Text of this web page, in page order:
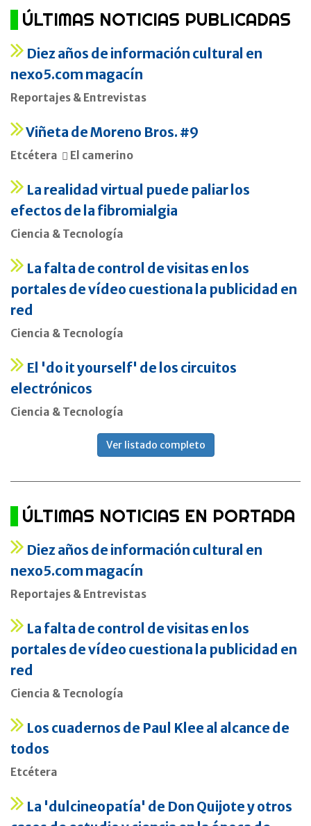
ÚLTIMAS NOTICIAS PUBLICADAS
Diez años de información cultural en
nexo5.com magacín
Reportajes & Entrevistas
Viñeta de Moreno Bros. #9
Etcétera El camerino
La realidad virtual puede paliar los
efectos de la fibromialgia
Ciencia & Tecnología
La falta de control de visitas en los
portales de vídeo cuestiona la publicidad en
red
Ciencia & Tecnología
El 'do it yourself' de los circuitos
electrónicos
Ciencia & Tecnología
Ver listado completo
ÚLTIMAS NOTICIAS EN PORTADA
Diez años de información cultural en
nexo5.com magacín
Reportajes & Entrevistas
La falta de control de visitas en los
portales de vídeo cuestiona la publicidad en
red
Ciencia & Tecnología
Los cuadernos de Paul Klee al alcance de
todos
Etcétera
La 'dulcineopatía' de Don Quijote y otros